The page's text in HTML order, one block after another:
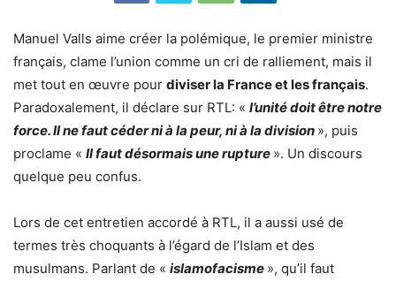
Manuel Valls aime créer la polémique, le premier ministre
français, clame l’union comme un cri de ralliement, mais il
met tout en œuvre pour diviser la France et les français.
Paradoxalement, il déclare sur RTL: « l’unité doit être notre
force. Il ne faut céder ni à la peur, ni à la division », puis
proclame « Il faut désormais une rupture ». Un discours
quelque peu confus.
Lors de cet entretien accordé à RTL, il a aussi usé de
termes très choquants à l’égard de l’Islam et des
musulmans. Parlant de « islamofacisme », qu’il faut